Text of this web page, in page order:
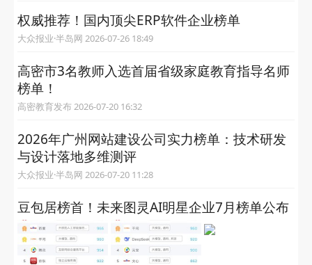
权威推荐！国内顶尖ERP软件企业榜单
大众报业·半岛网 2026-07-26 18:49
高密市3名教师入选首届省级家庭教育指导名师
榜单！
高密教育发布 2026-07-20 16:32
2026年广州网站建设公司实力榜单：技术研发
与设计落地多维测评
大众报业·半岛网 2026-07-20 11:28
豆包居榜首！未来图灵AI明星企业7月榜单公布